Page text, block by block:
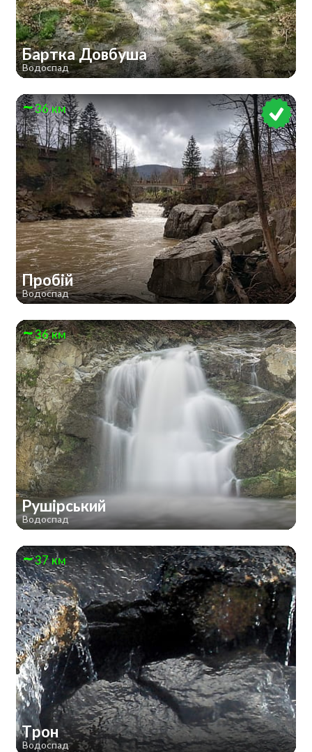
Бартка Довбуша
Водоспад
36 км
Пробій
Водоспад
36 км
Рушірський
Водоспад
37 км
Трон
Водоспад